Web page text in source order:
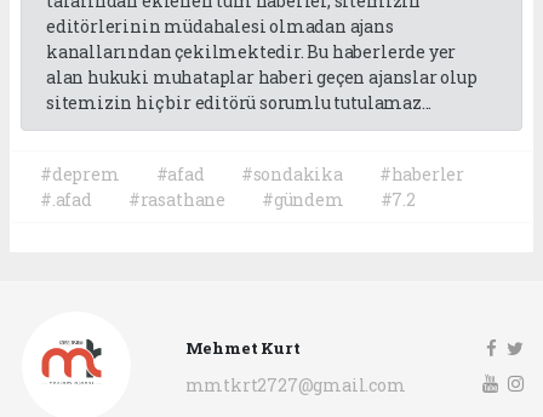
editörlerinin müdahalesi olmadan ajans
kanallarından çekilmektedir. Bu haberlerde yer
alan hukuki muhataplar haberi geçen ajanslar olup
sitemizin hiç bir editörü sorumlu tutulamaz...
#deprem #afad #sondakika
#haberler
#.afad
#rasathane #gündem #7.2
Mehmet Kurt
mmtkrt2727@gmail.com